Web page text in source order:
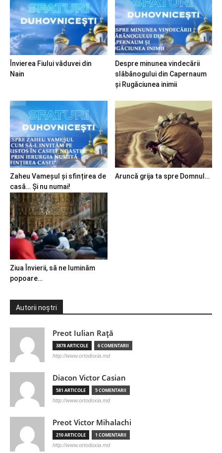
Învierea Fiului văduvei din
Nain
Despre minunea vindecării
slăbănogului din Capernaum
și Rugăciunea inimii
Zaheu Vameșul și sfințirea de
casă… Și nu numai!
Aruncă grija ta spre Domnul…
Ziua Învierii, să ne luminăm
popoare…
Autorii noștri
Preot Iulian Raţă
3878 ARTICOLE 6 COMENTARII
http://www.ortodoxia.md
Diacon Victor Casian
581 ARTICOLE 5 COMENTARII
http://www.ortodoxia.md
Preot Victor Mihalachi
210 ARTICOLE 1 COMENTARII
http://www.ortodoxia.md